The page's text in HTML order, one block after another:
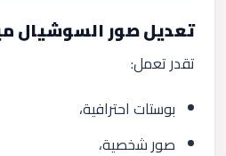
تعديل صور السوشيال
تقدر تعمل:
بوستات احترافية،
صور شخصية،